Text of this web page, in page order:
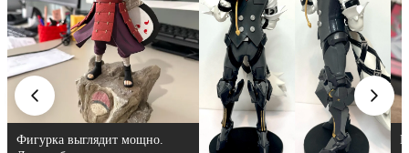
Красивая фигурка,